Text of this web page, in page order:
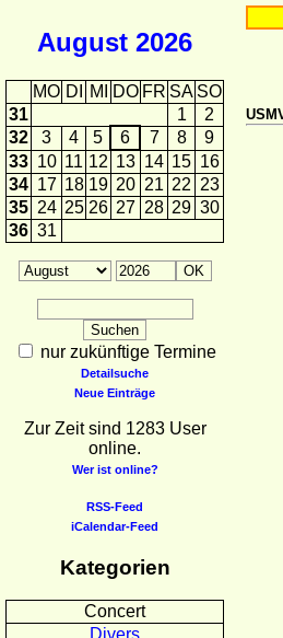
August 2026
MO DI MI DO FR SA SO
31
1
2
32
3 4 5 6 7 8
9
33 10 11 12 13 14 15 16
34 17 18 19 20 21 22 23
35 24 25 26 27 28 29 30
36 31
nur zukünftige Termine
Detailsuche
Neue Einträge
Zur Zeit sind 1283 User
online.
Wer ist online?
RSS-Feed
iCalendar-Feed
Kategorien
Concert